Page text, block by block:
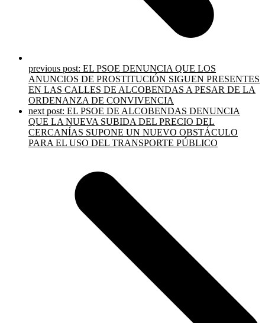
previous post: EL PSOE DENUNCIA QUE LOS
ANUNCIOS DE PROSTITUCIÓN SIGUEN PRESENTES
EN LAS CALLES DE ALCOBENDAS A PESAR DE LA
ORDENANZA DE CONVIVENCIA
next post: EL PSOE DE ALCOBENDAS DENUNCIA
QUE LA NUEVA SUBIDA DEL PRECIO DEL
CERCANÍAS SUPONE UN NUEVO OBSTÁCULO
PARA EL USO DEL TRANSPORTE PÚBLICO